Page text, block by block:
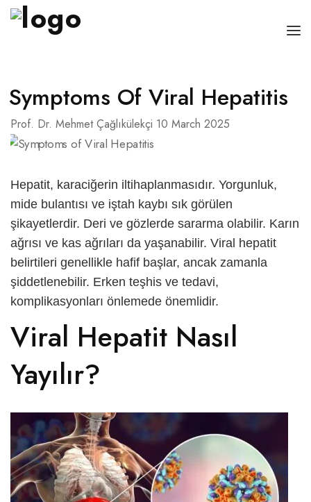
RESUME
CANCERS
BLOG
CONTACT
ENGLISH
Türkçe
العربية
Русский
Symptoms Of Viral Hepatitis
Prof. Dr. Mehmet Çağlıkülekçi 10 March 2025
Hepatit, karaciğerin iltihaplanmasıdır. Yorgunluk,
mide bulantısı ve iştah kaybı sık görülen
şikayetlerdir. Deri ve gözlerde sararma olabilir. Karın
ağrısı ve kas ağrıları da yaşanabilir. Viral hepatit
belirtileri genellikle hafif başlar, ancak zamanla
şiddetlenebilir. Erken teşhis ve tedavi,
komplikasyonları önlemede önemlidir.
Viral Hepatit Nasıl
Yayılır?